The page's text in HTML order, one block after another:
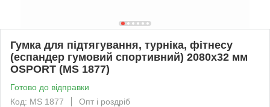
Гумка для підтягування, турніка, фітнесу
(еспандер гумовий спортивний) 2080x32 мм
OSPORT (MS 1877)
Готово до відправки
Код: MS 1877
Опт і роздріб